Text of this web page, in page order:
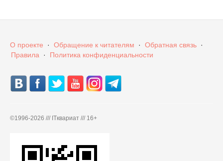
О проекте · Обращение к читателям · Обратная связь ·
Правила
· Политика конфиденциальности
©1996-2026 /// ITквариат /// 16+